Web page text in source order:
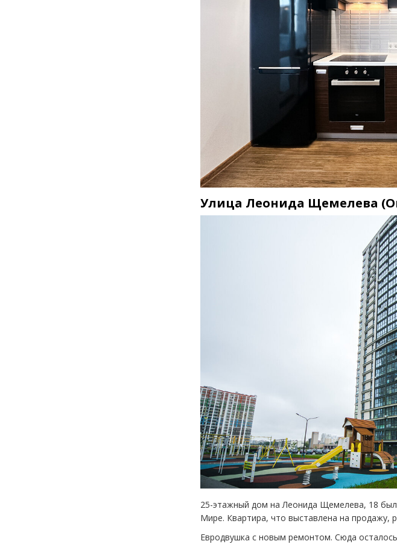
Улица Леонида Щемелева (
25-этажный дом на Леонида Щемелева, 18
Мире. Квартира, что выставлена на продажу,
Евродвушка с новым ремонтом. Сюда